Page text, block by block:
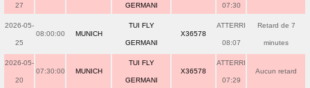
27 GERMANI 07:30
2026-05-
25
08:00:00 MUNICH
TUI FLY
GERMANI
X36578
ATTERRI
08:07
Retard de 7
minutes
2026-05-
20
07:30:00 MUNICH
TUI FLY
GERMANI
X36578
ATTERRI
07:29
Aucun retard